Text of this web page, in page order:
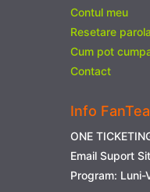
Contul meu
Resetare parola
Cum pot
Contact
Info
ONE
Email Suport
Program: